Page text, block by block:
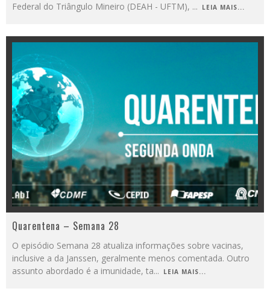
Federal do Triângulo Mineiro (DEAH - UFTM), ... LEIA MAIS...
Quarentena – Semana 28
O episódio Semana 28 atualiza informações sobre vacinas,
inclusive a da Janssen, geralmente menos comentada. Outro
assunto abordado é a imunidade, ta... LEIA MAIS...